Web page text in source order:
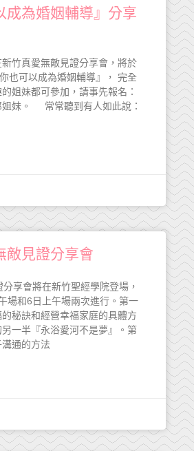
成為婚姻輔導』分享
竹真愛無敵見證分享會，將於
也可以成為婚姻輔導』， 完全
姐妹都可參加，請事先報名：
姐妹。 常常聽到有人如此說：
敵見證分享會
享會將在新竹聖經學院登場，
場和6日上午場兩次進行。第一
秘訣和經營幸福家庭的具體方
一半『永浴愛河不是夢』。第
通的方法